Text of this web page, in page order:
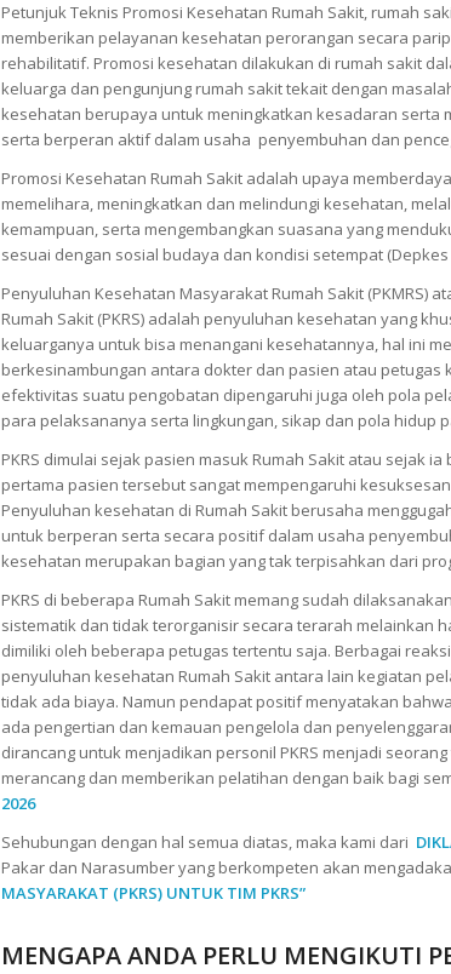
Petunjuk Teknis Promosi Kesehatan Rumah Sakit, rumah
memberikan pelayanan kesehatan perorangan secara
rehabilitatif. Promosi kesehatan dilakukan di rumah sakit
keluarga dan pengunjung rumah sakit tekait dengan
kesehatan berupaya untuk meningkatkan kesadaran serta
serta berperan aktif dalam usaha penyembuhan dan
Promosi Kesehatan Rumah Sakit adalah upaya
memelihara, meningkatkan dan melindungi kesehatan,
kemampuan, serta mengembangkan suasana yang
sesuai dengan sosial budaya dan kondisi setempat (Depkes
Penyuluhan Kesehatan Masyarakat Rumah Sakit (PKMRS)
Rumah Sakit (PKRS) adalah penyuluhan kesehatan yang
keluarganya untuk bisa menangani kesehatannya, hal ini
berkesinambungan antara dokter dan pasien atau
efektivitas suatu pengobatan dipengaruhi juga oleh pola
para pelaksananya serta lingkungan, sikap dan pola hidup
PKRS dimulai sejak pasien masuk Rumah Sakit atau sejak
pertama pasien tersebut sangat mempengaruhi
Penyuluhan kesehatan di Rumah Sakit berusaha
untuk berperan serta secara positif dalam usaha
kesehatan merupakan bagian yang tak terpisahkan dari
PKRS di beberapa Rumah Sakit memang sudah
sistematik dan tidak terorganisir secara terarah melainkan
dimiliki oleh beberapa petugas tertentu saja. Berbagai
penyuluhan kesehatan Rumah Sakit antara lain kegiatan
tidak ada biaya. Namun pendapat positif menyatakan
ada pengertian dan kemauan pengelola dan
dirancang untuk menjadikan personil PKRS menjadi
merancang dan memberikan pelatihan dengan baik bagi
2026
Sehubungan dengan hal semua diatas, maka kami dari
Pakar dan Narasumber yang berkompeten akan
MASYARAKAT (PKRS) UNTUK TIM PKRS”
MENGAPA ANDA PERLU MENGIKUTI